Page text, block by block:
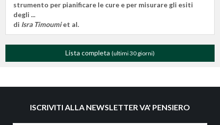
strumento per pianificare le cure e per misurare gli esiti
degli ...
di Isra Timoumiet al.
Lista completa (ultimi 30 giorni)
ISCRIVITI ALLA NEWSLETTER VA' PENSIERO